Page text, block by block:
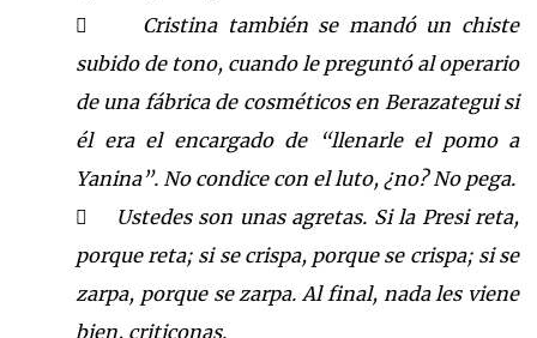

Cristina también se mandó un chiste
subido de tono, cuando le preguntó al operario
de una fábrica de cosméticos en Berazategui si
él era el encargado de “llenarle el pomo a
Yanina”. No condice con el luto, ¿no? No pega.
 Ustedes son unas agretas. Sila Presi reta,
porque reta; si se crispa, porque se crispa; si se
zarpa, porque se zarpa. Al final, nada les viene
bien, criticonas.